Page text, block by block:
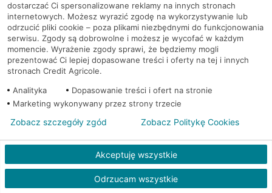
Sosnowiec, Główna 22
Sosnowiec, Główna 24
Sosnowiec, Gospodarcza 23
Sosnowiec, Hallera 16
Sosnowiec, Kombajnistów 1F
Sosnowiec, Konstytucji 3-go Maja 3
Sosnowiec, Kościelna 16
dostarczać Ci spersonalizowane reklamy na innych stronach
internetowych. Możesz wyrazić zgodę na wykorzystywanie lub
odrzucić pliki cookie – poza plikami niezbędnymi do funkcjonowania
serwisu. Zgody są dobrowolne i możesz je wycofać w każdym
momencie. Wyrażenie zgody sprawi, że będziemy mogli
prezentować Ci lepiej dopasowane treści i oferty na tej i innych
stronach Credit Agricole.
Analityka
Dopasowanie treści i ofert na stronie
Marketing wykonywany przez strony trzecie
Akceptuję wszystkie
Odrzucam wszystkie
Zobacz szczegóły zgód Zobacz Politykę Cookies